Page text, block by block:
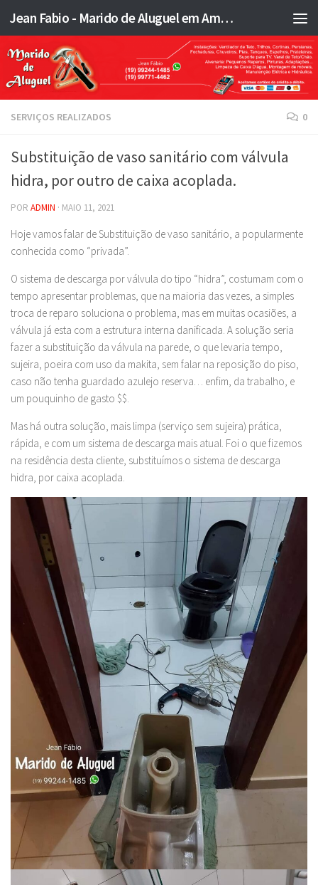
Skip to content Jean Fabio - Marido de Aluguel em Americana SP e região - JFMA
SERVIÇOS REALIZADOS 0
Substituição de vaso sanitário com válvula
hidra, por outro de caixa acoplada.
POR ADMIN · MAIO 11, 2021
Hoje vamos falar de Substituição de vaso sanitário, a popularmente
conhecida como “privada”.
O sistema de descarga por válvula do tipo “hidra”, costumam com o
tempo apresentar problemas, que na maioria das vezes, a simples
troca de reparo soluciona o problema, mas em muitas ocasiões, a
válvula já esta com a estrutura interna danificada. A solução seria
fazer a substituição da válvula na parede, o que levaria tempo,
sujeira, poeira com uso da makita, sem falar na reposição do piso,
caso não tenha guardado azulejo reserva… enfim, da trabalho, e
um pouquinho de gasto $$.
Mas há outra solução, mais limpa (serviço sem sujeira) prática,
rápida, e com um sistema de descarga mais atual. Foi o que fizemos
na residência desta cliente, substituímos o sistema de descarga
hidra, por caixa acoplada.